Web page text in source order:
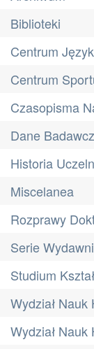
Biblioteki
Centrum
Centrum
Czasopisma
Dane
Historia
Miscelanea
Rozprawy
Serie
Studium
Wydział
Wydział